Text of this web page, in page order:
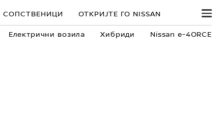
СОПСТВЕНИЦИ ОТКРИЈТЕ ГО NISSAN
Електрични возила Хибриди Nissan e-4ORCE